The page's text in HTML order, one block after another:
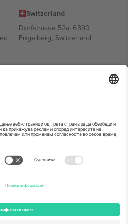
Switzerland
Dorfstrasse 52a, 6390
Engelberg, Switzerland
UAE Dubai Silicon Oasis, DDP
настанот и/или доменот.
страница на настанот.,